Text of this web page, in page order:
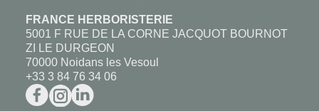
FRANCE HERBORISTERIE
5001 F RUE DE LA CORNE JACQUOT BOURNOT
ZI LE DURGEON
70000 Noidans les Vesoul
+33 3 84 76 34 06